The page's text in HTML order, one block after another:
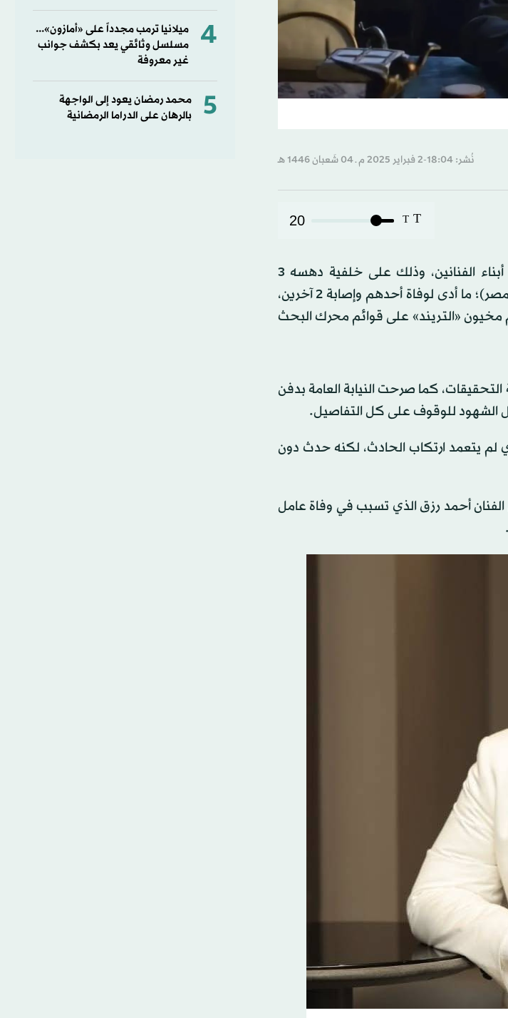
نُشر: 18:04-2 فبراير 2025 م ـ 04 شَعبان 1446 هـ
T
T
20
جدد نجل الفنان المصري عبد العزيز مخيون ويدعى صلاح، الجدل حول حوادث أبناء الفنانين، وذلك على خلفية دهسه 3
أشخاص بسيارته الخاصة في مدخل إحدى القرى التابعة لـمحافظة البحيرة (شمال مصر)؛ ما أدى لوفاة أحدهم وإصابة 2 آخرين،
مخيون «التريند» على قوائم محرك البحث
على نجل الفنان، وإيداعه الحبس 4 أيام على ذمة التحقيقات، كما صرحت النيابة العامة بدفن
الشهود للوقوف على كل التفاصيل.
لم يتعمد ارتكاب الحادث، لكنه حدث دون
أحمد رزق الذي تسبب في وفاة عامل
4
ميلانيا ترمب مجدداً على «أمازون»...
مسلسل وثائقي يعد بكشف جوانب
غير معروفة
5
محمد رمضان يعود إلى الواجهة
بالرهان على الدراما الرمضانية